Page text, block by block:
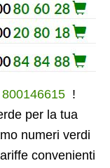
800146615 !
per la tua
numeri verdi
convenienti